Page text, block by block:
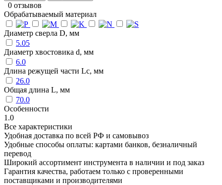
0 отзывов
Обрабатываемый материал
Диаметр сверла D, мм
5.05
Диаметр хвостовика d, мм
6.0
Длина режущей части Lc, мм
26.0
Общая длина L, мм
70.0
Особенности
1.0
Все характеристики
Удобная доставка по всей РФ и самовывоз
Удобные способы оплаты: картами банков, безналичный
перевод
Широкий ассортимент инструмента в наличии и под заказ
Гарантия качества, работаем только с проверенными
поставщиками и производителями